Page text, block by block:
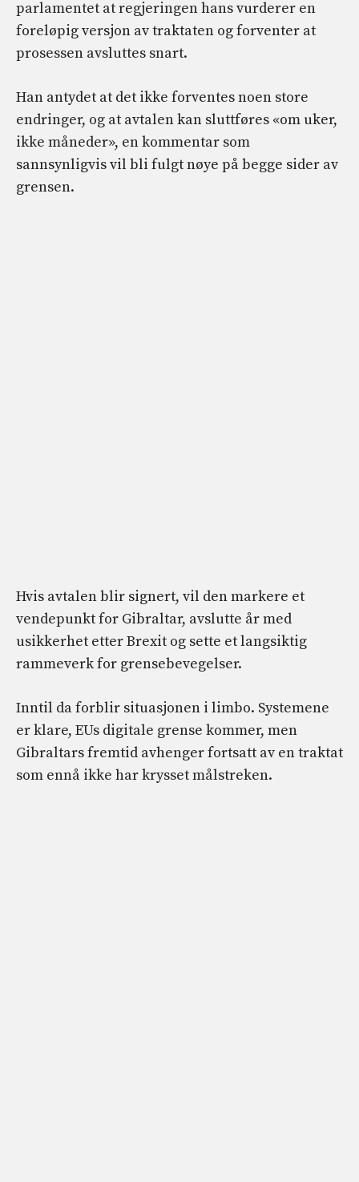
parlamentet at regjeringen hans vurderer en
foreløpig versjon av traktaten og forventer at
prosessen avsluttes snart.
Han antydet at det ikke forventes noen store
endringer, og at avtalen kan sluttføres «om uker,
ikke måneder», en kommentar som
sannsynligvis vil bli fulgt nøye på begge sider av
grensen.
Hvis avtalen blir signert, vil den markere et
vendepunkt for Gibraltar, avslutte år med
usikkerhet etter Brexit og sette et langsiktig
rammeverk for grensebevegelser.
Inntil da forblir situasjonen i limbo. Systemene
er klare, EUs digitale grense kommer, men
Gibraltars fremtid avhenger fortsatt av en traktat
som ennå ikke har krysset målstreken.